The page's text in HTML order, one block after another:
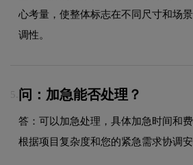
心考量，使整体标志在不同尺寸和场
调性。
5. 问：加急能否处理？
答：可以加急处理，具体加急时间和
根据项目复杂度和您的紧急需求协调安